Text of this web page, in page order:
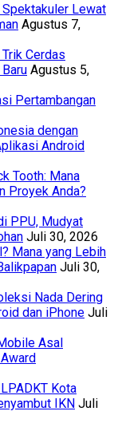
Lewat
Agustus 7,
Cerdas
Agustus 5,
Pertambangan
dengan
Android
Tooth: Mana
Proyek Anda?
PPU, Mudyat
Juli 30, 2026
Mana yang Lebih
Juli 30,
Nada Dering
dan iPhone Juli
Asal
Kota
IKN Juli